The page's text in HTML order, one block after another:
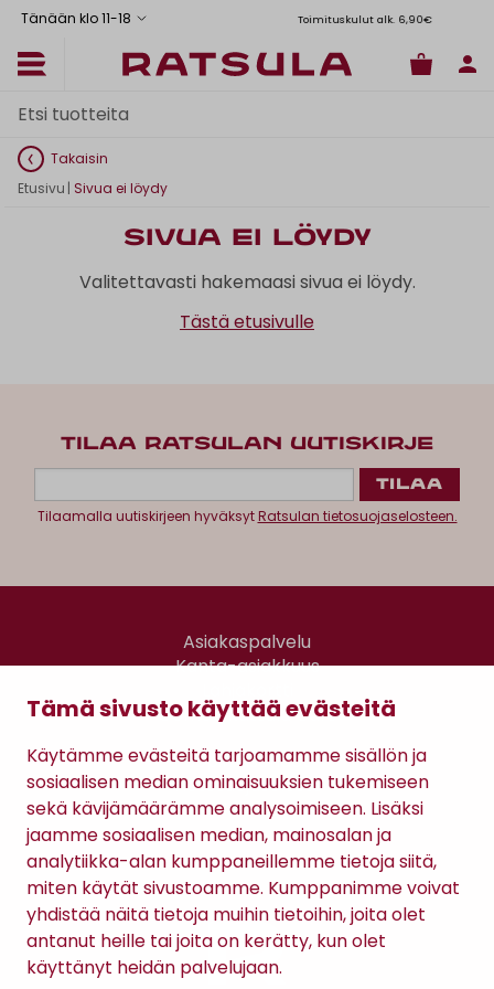
Tämä sivusto käyttää evästeitä
Käytämme evästeitä tarjoamamme sisällön ja
sosiaalisen median ominaisuuksien tukemiseen
sekä kävijämäärämme analysoimiseen. Lisäksi
jaamme sosiaalisen median, mainosalan ja
analytiikka-alan kumppaneillemme tietoja siitä,
miten käytät sivustoamme. Kumppanimme voivat
yhdistää näitä tietoja muihin tietoihin, joita olet
antanut heille tai joita on kerätty, kun olet
käyttänyt heidän palvelujaan.
Tänään klo 11-18 Toimituskulut alk. 6,90€
Takaisin
Etusivu | Sivua ei löydy
Sivua ei löydy
Valitettavasti hakemaasi sivua ei löydy.
Tästä etusivulle
TILAA RATSULAN UUTISKIRJE
Tilaamalla uutiskirjeen hyväksytRatsulan tietosuojaselosteen.
Asiakaspalvelu
Kanta-asiakkuus
Gomee Ratsula Café
Sopimusehdot
Tietosuojaseloste
Maksutavat